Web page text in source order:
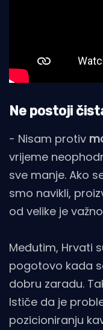
Ne postoji
- Nisam protiv
vrijeme
sve manje. Ako
smo navikli,
od velike je
Međutim, Hrvati
pogotovo kada
dobru zaradu.
Ističe da je
pozicioniranju